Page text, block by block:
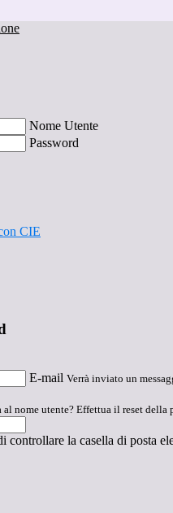
Nome Utente
Password
CIE
E-mail Verrà inviato un
nome utente? Effettua il reset della
controllare la casella di posta